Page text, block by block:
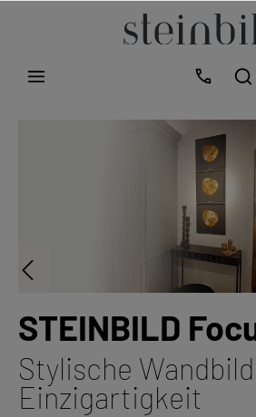
STEINBILD
Stylische
Einzigartigkeit